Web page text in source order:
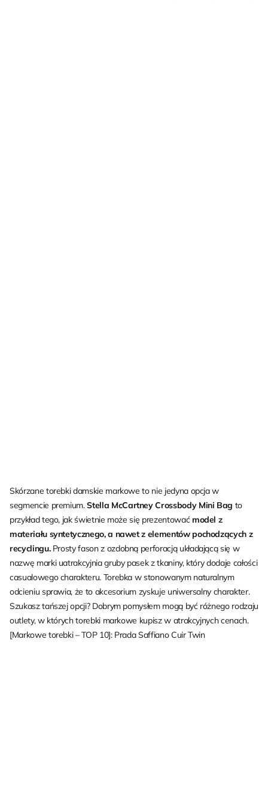
Skórzane torebki damskie markowe to nie jedyna opcja w
segmencie premium.Stella McCartney Crossbody Mini Bag to
przykład tego, jak świetnie może się prezentowaćmodel z
materiału syntetycznego, a nawet z elementów pochodzących z
recyclingu.Prosty fason z ozdobną perforacją układającą się w
nazwę marki uatrakcyjnia gruby pasek z tkaniny, który dodaje całości
casualowego charakteru. Torebka w stonowanym naturalnym
odcieniu sprawia, że to akcesorium zyskuje uniwersalny charakter.
Szukasz tańszej opcji? Dobrym pomysłem mogą być różnego rodzaju
outlety, w których torebki markowe kupisz w atrakcyjnych cenach.
[Markowe torebki – TOP 10]: Prada Saffiano Cuir Twin